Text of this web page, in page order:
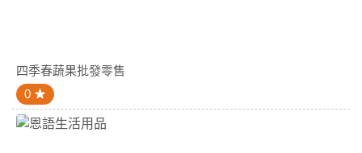
四季春蔬果批發零售
0